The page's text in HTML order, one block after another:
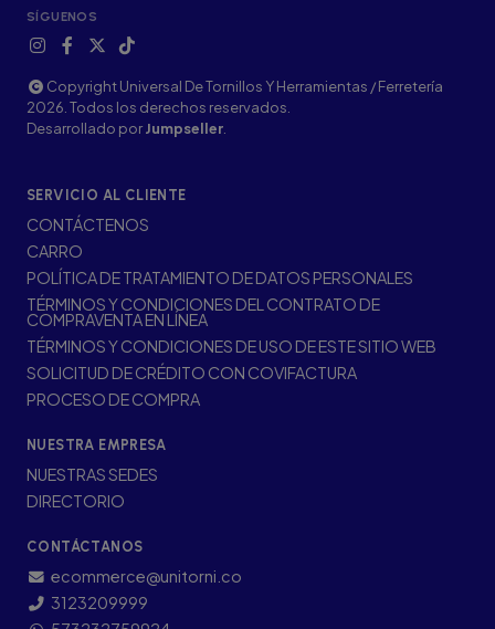
SÍGUENOS
Copyright Universal De Tornillos Y Herramientas / Ferretería
2026. Todos los derechos reservados.
Desarrollado porJumpseller
SERVICIO AL CLIENTE
CONTÁCTENOS
CARRO
POLÍTICA DE TRATAMIENTO DE DATOS PERSONALES
TÉRMINOS Y CONDICIONES DEL CONTRATO DE
COMPRAVENTA EN LÍNEA
TÉRMINOS Y CONDICIONES DE USO DE ESTE SITIO WEB
SOLICITUD DE CRÉDITO CON COVIFACTURA
PROCESO DE COMPRA
NUESTRA EMPRESA
NUESTRAS SEDES
DIRECTORIO
CONTÁCTANOS
ecommerce@unitorni.co
3123209999